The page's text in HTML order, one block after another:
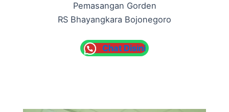
Pemasangan Gorden
RS Bhayangkara Bojonegoro
Chat Disini